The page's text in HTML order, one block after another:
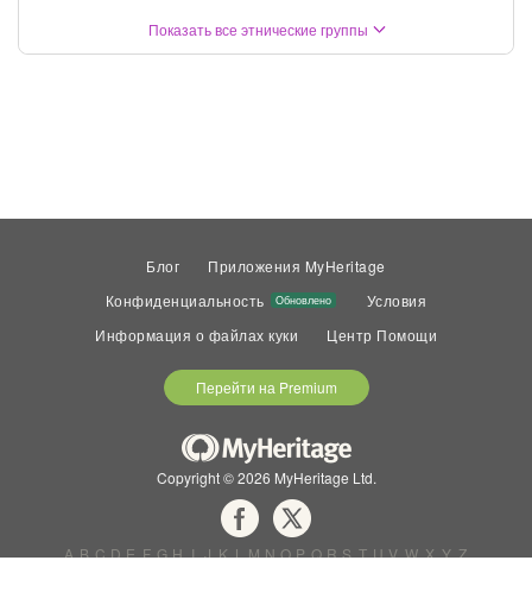
Показать все этнические группы
Блог
Приложения MyHeritage
Конфиденциальность
Обновлено
Условия
Информация о файлах куки
Центр Помощи
Перейти на Premium
Copyright © 2026 MyHeritage Ltd.
A B C D E F G H I J K L M N O P Q R S T U V W X Y Z